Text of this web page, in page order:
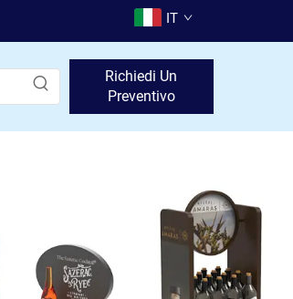
IT
Richiedi Un
Preventivo